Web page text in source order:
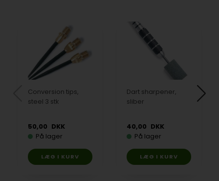
Conversion tips,
steel 3 stk
50,00 DKK
På lager
Dart sharpener,
sliber
40,00 DKK
På lager